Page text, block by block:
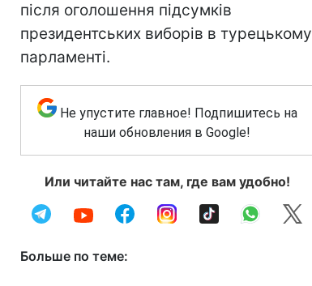
після оголошення підсумків
президентських виборів в турецькому
парламенті.
Не упустите главное! Подпишитесь на
наши обновления в Google!
Или читайте нас там, где вам удобно!
Больше по теме: